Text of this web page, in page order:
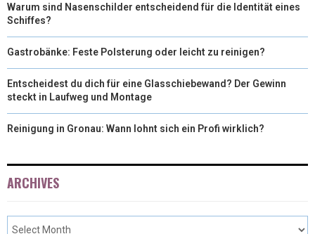
Warum sind Nasenschilder entscheidend für die Identität eines
Schiffes?
Gastrobänke: Feste Polsterung oder leicht zu reinigen?
Entscheidest du dich für eine Glasschiebewand? Der Gewinn
steckt in Laufweg und Montage
Reinigung in Gronau: Wann lohnt sich ein Profi wirklich?
ARCHIVES